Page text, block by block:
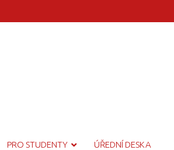
PRO STUDENTY ÚŘEDNÍ DESKA